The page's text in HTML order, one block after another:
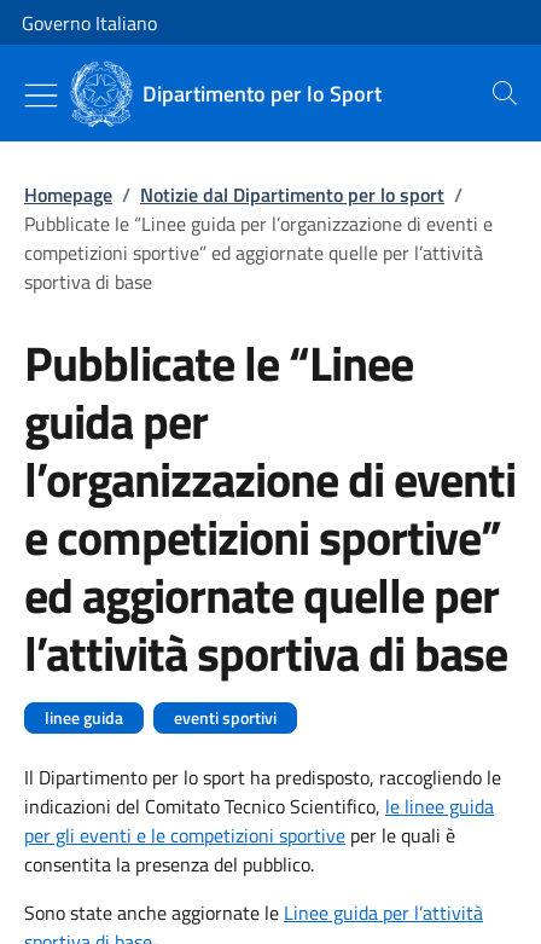
Vai al contenuto
Vai alla navigazione del sito
Governo Italiano
Dipartimento per lo Sport Cerca
Homepage / Notizie dal Dipartimento per lo sport /
Pubblicate le “Linee guida per l’organizzazione di eventi e
competizioni sportive” ed aggiornate quelle per l’attività
sportiva di base
Pubblicate le “Linee
guida per
l’organizzazione di eventi
e competizioni sportive”
ed aggiornate quelle per
l’attività sportiva di base
linee guida eventi sportivi
Il Dipartimento per lo sport ha predisposto, raccogliendo le
indicazioni del Comitato Tecnico Scientifico, le linee guida
per gli eventi e le competizioni sportive per le quali è
consentita la presenza del pubblico.
Sono state anche aggiornate le Linee guida per l’attività